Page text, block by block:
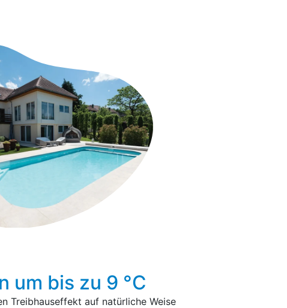
um bis zu 9 °C
Treibhauseffekt auf natürliche Weise